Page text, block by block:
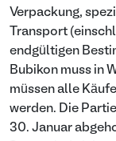
Verpackung,
Transport
endgültigen
Bubikon muss in
müssen alle
werden. Die
30. Januar